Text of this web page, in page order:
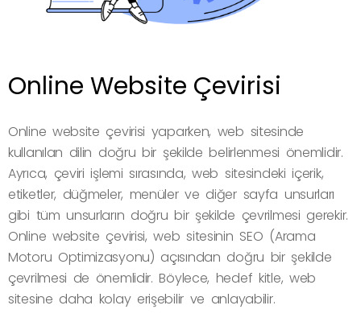
Online Website Çevirisi
Online website çevirisi yaparken, web sitesinde
kullanılan dilin doğru bir şekilde belirlenmesi önemlidir.
Ayrıca, çeviri işlemi sırasında, web sitesindeki içerik,
etiketler, düğmeler, menüler ve diğer sayfa unsurları
gibi tüm unsurların doğru bir şekilde çevrilmesi gerekir.
Online website çevirisi, web sitesinin SEO (Arama
Motoru Optimizasyonu) açısından doğru bir şekilde
çevrilmesi de önemlidir. Böylece, hedef kitle, web
sitesine daha kolay erişebilir ve anlayabilir.